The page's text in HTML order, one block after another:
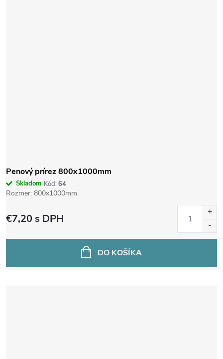
Penový prírez 800x1000mm
Skladom Kód: 64
Rozmer: 800x1000mm
€7,20s DPH
DO KOŠÍKA